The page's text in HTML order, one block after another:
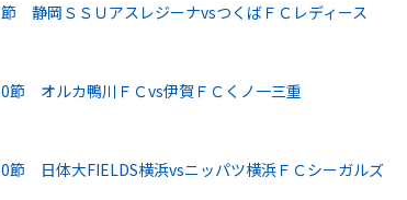
静岡ＳＳＵアスレジーナvsつくばＦＣレディース
節 オルカ鴨川ＦＣvs伊賀ＦＣくノ一三重
節 日体大FIELDS横浜vsニッパツ横浜ＦＣシーガルズ